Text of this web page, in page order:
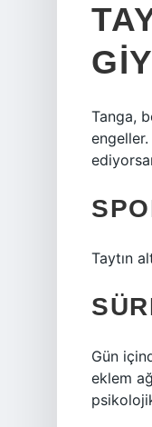
Tanga,
Taytın
Gün
eklem